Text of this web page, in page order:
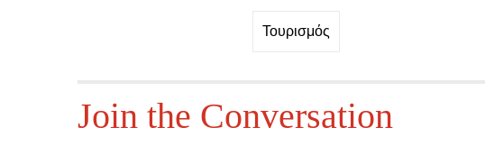
Τουρισμός
Join the Conversation